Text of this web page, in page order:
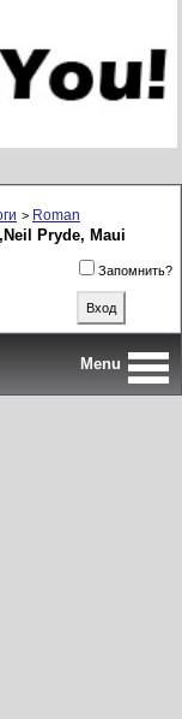
> Roman
Pryde, Maui
Запомнить?
Menu